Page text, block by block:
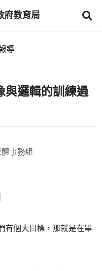
府教育局
導
與邏輯的訓練過
事務組
有個大目標，那就是在畢